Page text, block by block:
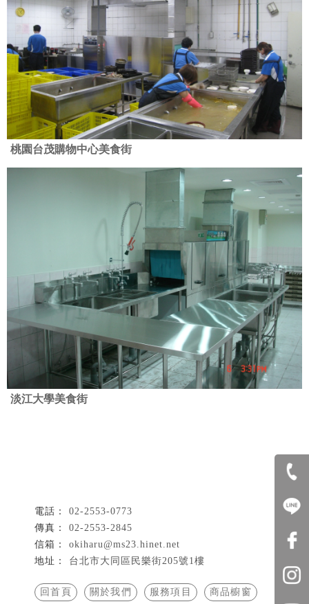
桃園台茂購物中心美食街
淡江大學美食街
02-2553-0773
02-2553-2845
okiharu@ms23.hinet.net
台北市大同區民樂街205號1樓
回首頁 關於我們 服務項目 商品櫥窗